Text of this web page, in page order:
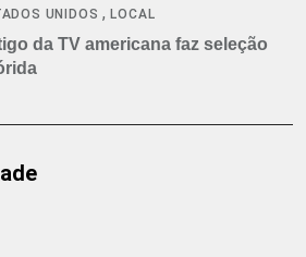
UNIDOS ,LOCAL
da TV americana faz seleção